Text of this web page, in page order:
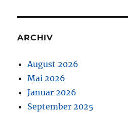
ARCHIV
August 2026
Mai 2026
Januar 2026
September 2025